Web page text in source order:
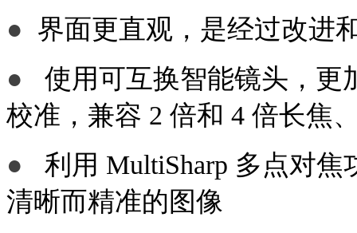
● 界面更直观，是经过改进
● 使用可互换智能镜头，更
校准，兼容 2 倍和 4 倍长焦
● 利用 MultiSharp 多点对
清晰而精准的图像